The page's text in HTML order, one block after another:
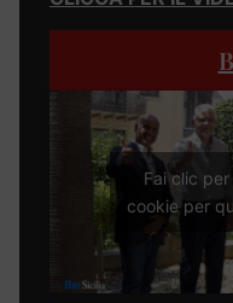
Fai clic
cookie per